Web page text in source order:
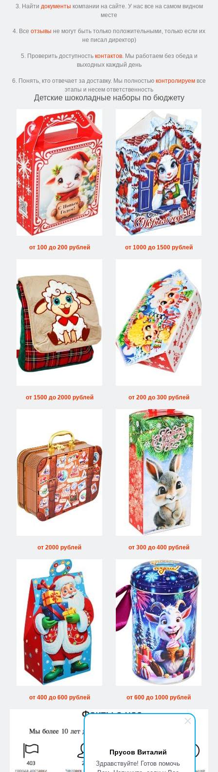
Прусов Виталий
Здравствуйте! Готов помочь
3. Найти документы компании на сайте. У нас все на самом видном
месте
4. Все отзывы не могут быть только положительными, только если их
не писал директор)
5. Проверить доступность контактов. Мы работаем без обеда и
выходных каждый день
6. Понять, кто отвечает за доставку. Мы полностью контролируем все
этапы и несем ответственность
Детские шоколадные наборы по бюджету
от 100 до 200 рублей от 1000 до 1500 рублей
от 1500 до 2000 рублей от 200 до 300 рублей
от 2000 рублей от 300 до 400 рублей
от 400 до 600 рублей от 600 до 1000 рублей